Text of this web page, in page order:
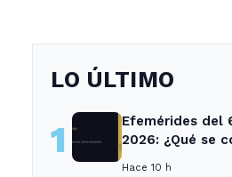
LO ÚLTIMO
1
Efemérides del
2026: ¿Qué se
Hace 10 h